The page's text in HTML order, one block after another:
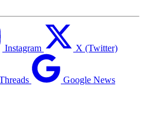
Instagram X (Twitter)
Google News